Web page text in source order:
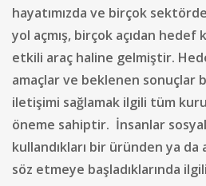
hayatımızda ve birçok
yol açmış, birçok açıdan
etkili araç haline gelmiştir.
amaçlar ve beklenen sonuçlar
iletişimi sağlamak ilgili tüm
öneme sahiptir. İnsanlar sosyal
kullandıkları bir üründen ya da
söz etmeye başladıklarında